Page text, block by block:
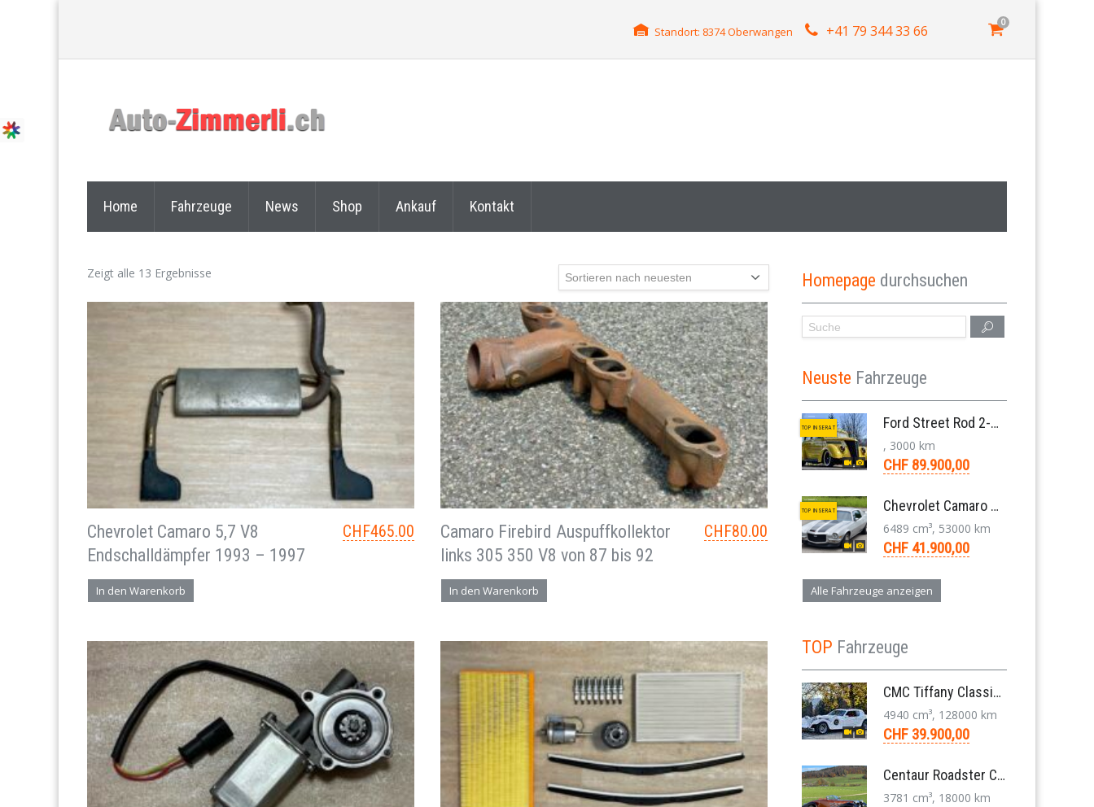
Standort: 8374 Oberwangen +41 79 344 33 66 0
Home Fahrzeuge News Shop Ankauf Kontakt
Zeigt alle 13 Ergebnisse
CHF465.00
Chevrolet Camaro 5,7 V8
Endschalldämpfer 1993 – 1997
In den Warenkorb
CHF80.00
Camaro Firebird Auspuffkollektor
links 305 350 V8 von 87 bis 92
In den Warenkorb
Homepage durchsuchen
Neuste Fahrzeuge
TOP INSERAT Ford Street Rod 2-Door V8 Aut. 1937
, 3000 km
CHF 89.900,00
TOP INSERAT Chevrolet Camaro SS 396 LS3 Coupe Aut. 1971
6489 cm³, 53000 km
CHF 41.900,00
Alle Fahrzeuge anzeigen
TOP Fahrzeuge
CMC Tiffany Classic Coupé Neoklassiker 5.0 V8 1991
4940 cm³, 128000 km
CHF 39.900,00
Centaur Roadster Convertible 3,8 V6 Aut. 1981
3781 cm³, 18000 km